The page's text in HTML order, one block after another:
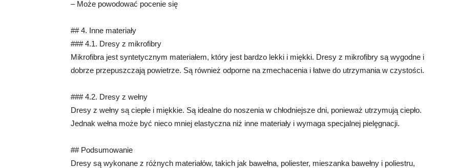
– Może powodować pocenie się
## 4. Inne materiały
### 4.1. Dresy z mikrofibry
Mikrofibra jest syntetycznym materiałem, który jest bardzo lekki i miękki. Dresy z mikrofibry są wygodne i
dobrze przepuszczają powietrze. Są również odporne na zmechacenia i łatwe do utrzymania w czystości.
### 4.2. Dresy z wełny
Dresy z wełny są ciepłe i miękkie. Są idealne do noszenia w chłodniejsze dni, ponieważ utrzymują ciepło.
Jednak wełna może być nieco mniej elastyczna niż inne materiały i wymaga specjalnej pielęgnacji.
## Podsumowanie
Dresy są wykonane z różnych materiałów, takich jak bawełna, poliester, mieszanka bawełny i poliestru,